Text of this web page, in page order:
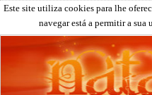
Este site utiliza cookies para lhe
navegar está a permitir a sua